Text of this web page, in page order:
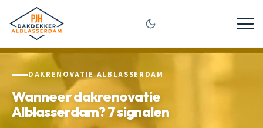
DAKRENOVATIE ALBLASSERDAM
Wanneer dakrenovatie
Alblasserdam? 7 signalen